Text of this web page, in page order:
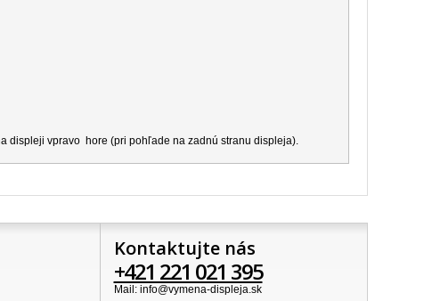
displeji vpravo hore (pri pohľade na zadnú stranu displeja).
Kontaktujte nás
+421 221 021 395
Mail: info@vymena-displeja.sk